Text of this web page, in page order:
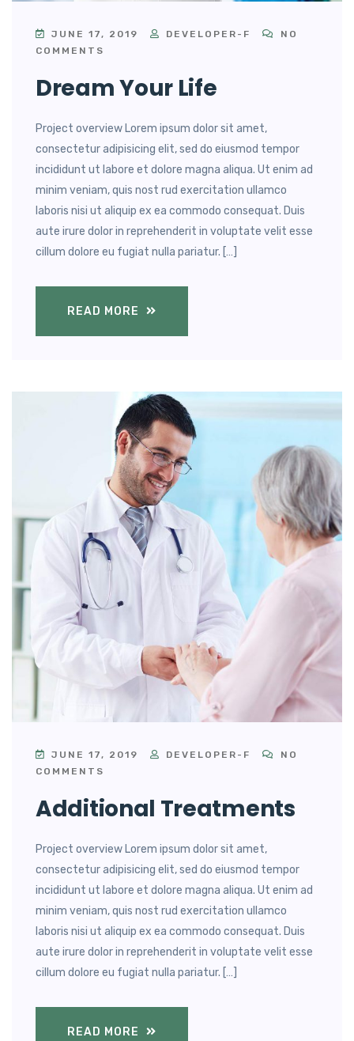
JUNE 17, 2019 DEVELOPER-F
NO
COMMENTS
Dream Your Life
Project overview Lorem ipsum dolor sit amet,
consectetur adipisicing elit, sed do eiusmod tempor
incididunt ut labore et dolore magna aliqua. Ut enim ad
minim veniam, quis nost rud exercitation ullamco
laboris nisi ut aliquip ex ea commodo consequat. Duis
aute irure dolor in reprehenderit in voluptate velit esse
cillum dolore eu fugiat nulla pariatur. […]
READ MORE
JUNE 17, 2019 DEVELOPER-F
NO
COMMENTS
Additional Treatments
Project overview Lorem ipsum dolor sit amet,
consectetur adipisicing elit, sed do eiusmod tempor
incididunt ut labore et dolore magna aliqua. Ut enim ad
minim veniam, quis nost rud exercitation ullamco
laboris nisi ut aliquip ex ea commodo consequat. Duis
aute irure dolor in reprehenderit in voluptate velit esse
cillum dolore eu fugiat nulla pariatur. […]
READ MORE